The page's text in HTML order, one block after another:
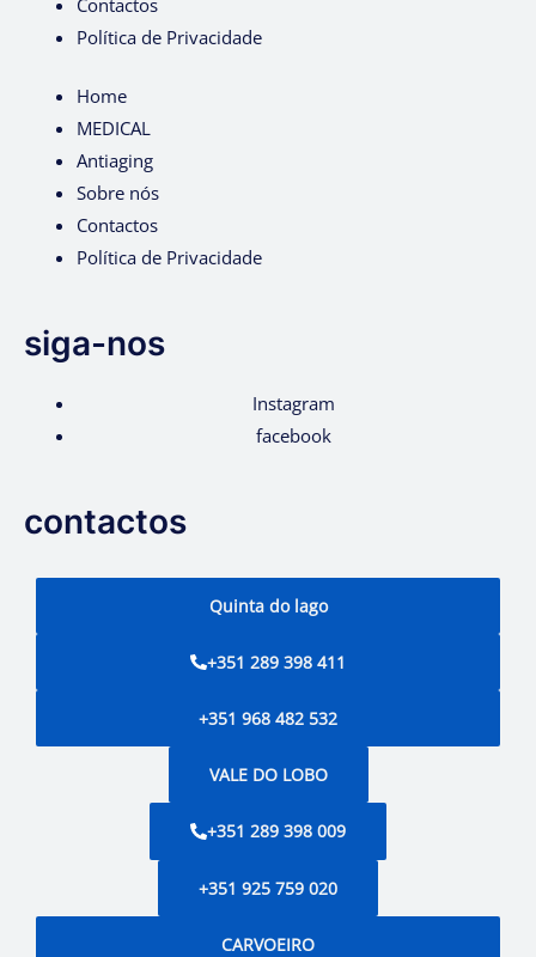
Política de Privacidade
Home
MEDICAL
Antiaging
Sobre nós
Contactos
Política de Privacidade
siga-nos
Instagram
facebook
contactos
Quinta do lago
+351 289 398 411
+351 968 482 532
VALE DO LOBO
+351 289 398 009
+351 925 759 020
CARVOEIRO